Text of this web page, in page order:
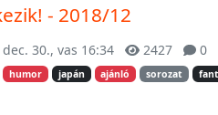
- 2018/12
30., vas 16:34 2427 0
humor japán ajánló sorozat